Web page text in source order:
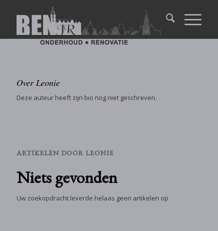
OverLeonie
Deze auteur heeft zijn bio nog niet geschreven.
ARTIKELEN DOOR LEONIE
Niets gevonden
Uw zoekopdracht leverde helaas geen artikelen op